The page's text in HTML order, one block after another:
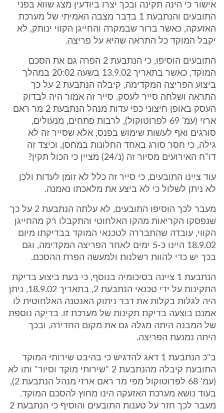
אישור כי הינה תקינה ובכך יצרו ביודעין מצג שווא בפני
התובעים והנתבעת 1 בדבר מצבה האמיתי של מערכת
האזעקה, כאשר ברור שבמקרה והחייגן הקווי ינותק, לא
יקבל המוקד כל התראה שהיא על פריצה.
התובעים הוסיפו, כי הנתבעת 2 הפרה גם את הסכם
המוקד, כאשר בתאריך 13.9.02 בשעה 20:02 במהלך
ביצוע הפריצה המקדימה, קיבלה הנתבעת 2 על כך
התראה ושלחה סייר לעסק. סייר זה אמור היה לבדוק
העסק באופן חיצוני כפי עדות מנהל הנתבעת 2 מר ראם
ארזי (עמ' 69 לפרוטוקול), לרבות פתחים, מנעולים,
סורגים ואף לעשות שימוש בפנס, אלא שסייר זה לא
גילה, כי חסר סורג באחד החלונות במחסן, וכיצד זה
דו"ח האירועים מסיור זה (נ/24) מציין כי הכול תקין?
עוד ציינו התובעים, כי סייר זה כלל לא זומן לעדות ולכן
לא ניתן לשלול כי לא ביצע את מלאכתו נאמנה.
מעבר לכך הוסיפו התובעים, לא עלתה הנתבעת 2 על כך
שנפסקו הקריאות מהקו האלחוטי והתקבלו רק מהחייגן
הקווי, עובדה שהתבררה לטכנאי המוקד בבדיקתו מיום
18.9.02 היינו כ-5 ימים לאחר הפריצה המקדימה, וגם
בכך יש כדי להוות רשלנות ולמעשה הפרת ההסכם.
הנתבעת 1 ציינה בסיכומיה בנוסף, כי בעת ביצוע בדיקת
התקינות על ידי טכנאי הנתבעת 2, בתאריך 18.9.02, ניתן
היה לגלות בקלות את דבר ניתוק האנטנה האלחוטית לו
אמנם בוצעה בדיקת תקינות של מערכת זו. בדיקה נוספת
של המבנה היתה מגלה גם את מקום החדירה, ובכך
היתה נמנעת הפריצה.
ב"כ הנתבעת 1 דאג להדגיש כי בהיבט שירותי המוקד
התובעת קיבלה מהנתבעת 2 "שירותי מוקד וסיור" ותו לא
(עמ' 68 לפרוטוקול מפי מר ראם ארזי מנהל הנתבעת 2),
בעוד נושא מערכת האזעקה הינו מחוץ להסכם המוקד.
מעבר לכך חזר על טענות התובעים והוסיף כי הנתבעת 2